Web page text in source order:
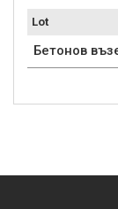
Lot
Бетонов